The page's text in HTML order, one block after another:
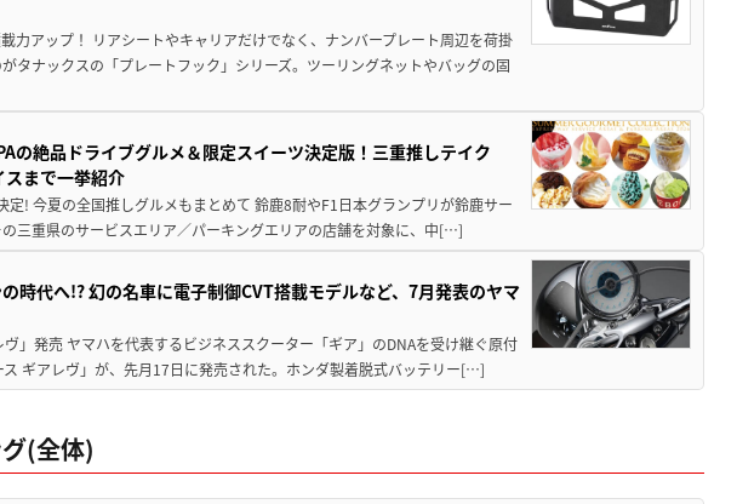
力アップ！ リアシートやキャリアだけでなく、ナンバープレート周辺を荷掛
タナックスの「プレートフック」シリーズ。ツーリングネットやバッグの固
の絶品ドライブグルメ＆限定スイーツ決定版！三重推しテイク
まで一挙紹介
定! 今夏の全国推しグルメもまとめて 鈴鹿8耐やF1日本グランプリが鈴鹿サー
三重県のサービスエリア／パーキングエリアの店舗を対象に、中[…]
時代へ!? 幻の名車に電子制御CVT搭載モデルなど、7月発表のヤマ
」発売 ヤマハを代表するビジネススクーター「ギア」のDNAを受け継ぐ原付
ス ギアレヴ」が、先月17日に発売された。ホンダ製着脱式バッテリー[…]
(全体)